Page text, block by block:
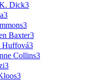
Dick3
3
3
Baxter3
Huffová3
Collins3
3
3